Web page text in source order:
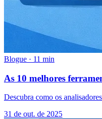
Blogue · 11 min
As 10 melhores
Descubra como os
31 de out. de 2025